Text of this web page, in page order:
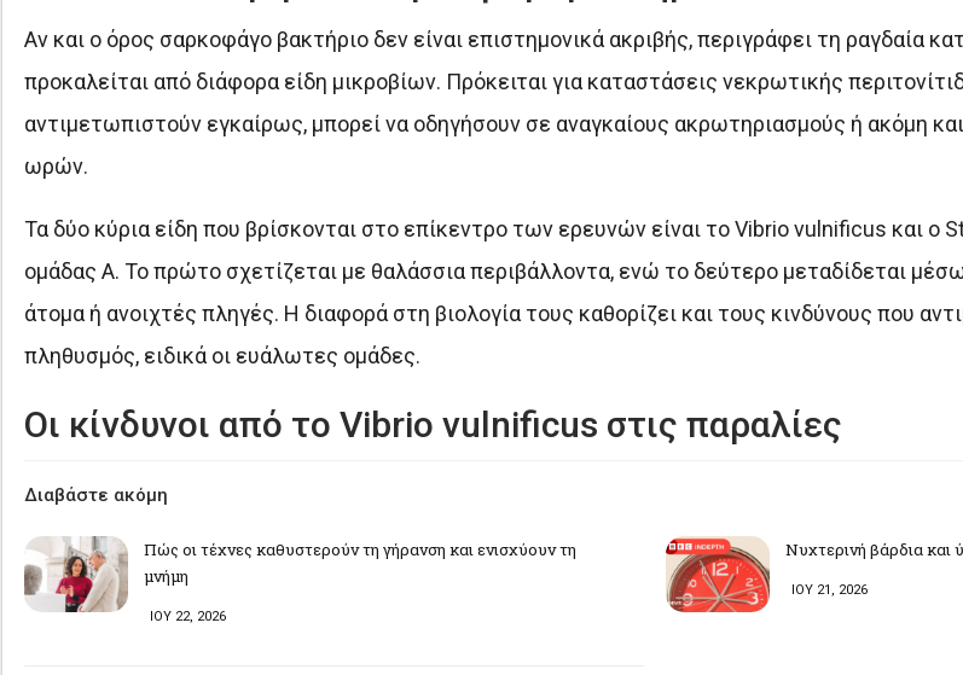
Αν και ο όρος σαρκοφάγο βακτήριο δεν είναι επιστημονικά ακριβής, περιγράφει τη ραγδαία
προκαλείται από διάφορα είδη μικροβίων. Πρόκειται για καταστάσεις νεκρωτικής
αντιμετωπιστούν εγκαίρως, μπορεί να οδηγήσουν σε αναγκαίους ακρωτηριασμούς ή ακόμη
ωρών.
Τα δύο κύρια είδη που βρίσκονται στο επίκεντρο των ερευνών είναι το Vibrio vulnificus και ο
ομάδας A. Το πρώτο σχετίζεται με θαλάσσια περιβάλλοντα, ενώ το δεύτερο μεταδίδεται
άτομα ή ανοιχτές πληγές. Η διαφορά στη βιολογία τους καθορίζει και τους κινδύνους που
πληθυσμός, ειδικά οι ευάλωτες ομάδες.
Οι κίνδυνοι από το Vibrio vulnificus στις παραλίες
Διαβάστε ακόμη
Πώς οι τέχνες καθυστερούν τη γήρανση και ενισχύουν τη
μνήμη
ΙΟΥ 22, 2026
Νυχτερινή βάρδια και
ΙΟΥ 21, 2026